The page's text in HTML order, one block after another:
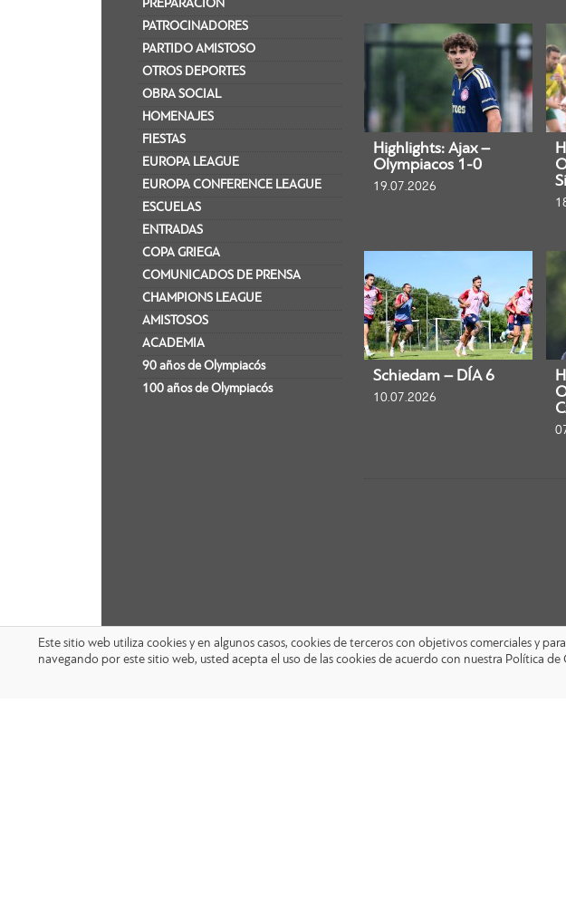
PREPARACIÓN
PATROCINADORES
PARTIDO AMISTOSO
OTROS DEPORTES
OBRA SOCIAL
HOMENAJES
FIESTAS
EUROPA LEAGUE
EUROPA CONFERENCE LEAGUE
ESCUELAS
ENTRADAS
COPA GRIEGA
COMUNICADOS DE PRENSA
CHAMPIONS LEAGUE
AMISTOSOS
ACADEMIA
90 años de Olympiacós
100 años de Olympiacós
Highlights: Ajax –
Olympiacos 1-0
19.07.2026
Schiedam – DÍA 6
10.07.2026
Este sitio web utiliza cookies y en algunos casos, cookies de terceros con objetivos comerciales y
navegando por este sitio web, usted acepta el uso de las cookies de acuerdo con nuestra Política de